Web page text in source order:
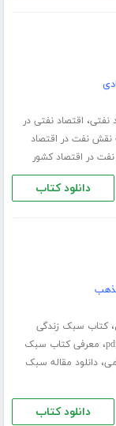
نفتی، اقتصاد نفتی در
نقش نفت در اقتصاد
در اقتصاد کشور
دانلود کتاب
،کتاب سبک زندگی
، معرفی کتاب سبک
،دانلود مقاله سبک
دانلود کتاب